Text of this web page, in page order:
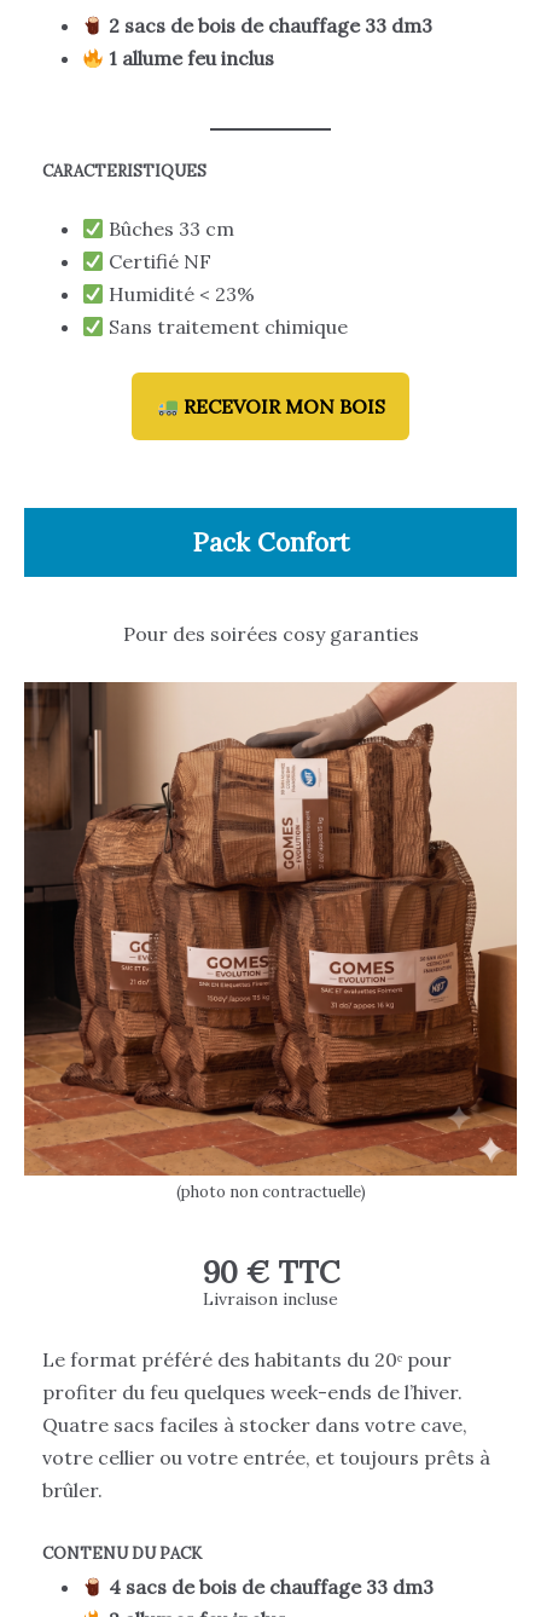
2 sacs de bois de chauffage 33 dm3
1 allume feu inclus
CARACTERISTIQUES
Bûches 33 cm
Certifié NF
Humidité < 23%
Sans traitement chimique
RECEVOIR MON BOIS
Pack Confort
Pour des soirées cosy garanties
(photo non contractuelle)
90 € TTC
Livraison incluse
Le format préféré des habitants du 20ᵉ pour
profiter du feu quelques week-ends de l’hiver.
Quatre sacs faciles à stocker dans votre cave,
votre cellier ou votre entrée, et toujours prêts à
brûler.
CONTENU DU PACK
4 sacs de bois de chauffage 33 dm3